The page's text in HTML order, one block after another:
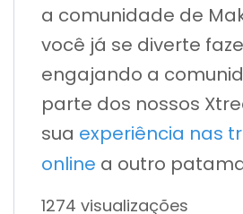
a comunidade de
você já se diverte
engajando a
parte dos nossos
sua experiência nas
online a outro
1274 visualizações